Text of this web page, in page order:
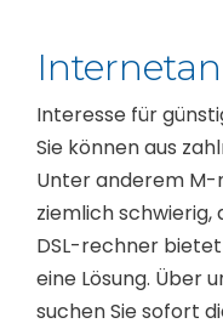
Interesse für
Sie können aus
Unter anderem M-
ziemlich schwierig,
DSL-rechner
eine Lösung. Über
suchen Sie sofort